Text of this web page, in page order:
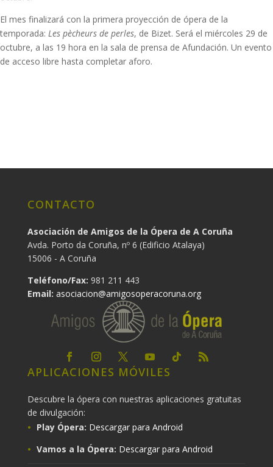
El mes finalizará con la primera proyección de ópera de la
temporada: Les pècheurs de perles, de Bizet. Será el miércoles 29 de
octubre, a las 19 hora en la sala de prensa de Afundación. Un evento
de acceso libre hasta completar aforo.
CONTACTO
Asociación de Amigos de la Ópera de A Coruña
Avda. Porto da Coruña, nº 6 (Edificio Atalaya)
15006 - A Coruña
Teléfono/Fax: 981 211 443
Email: asociacion@amigosoperacoruna.org
APLICACIONES MÓVILES
Descubre la ópera con nuestras aplicaciones gratuitas
de divulgación:
Play Ópera: Descargar para Android
Vamos a la Ópera: Descargar para Android